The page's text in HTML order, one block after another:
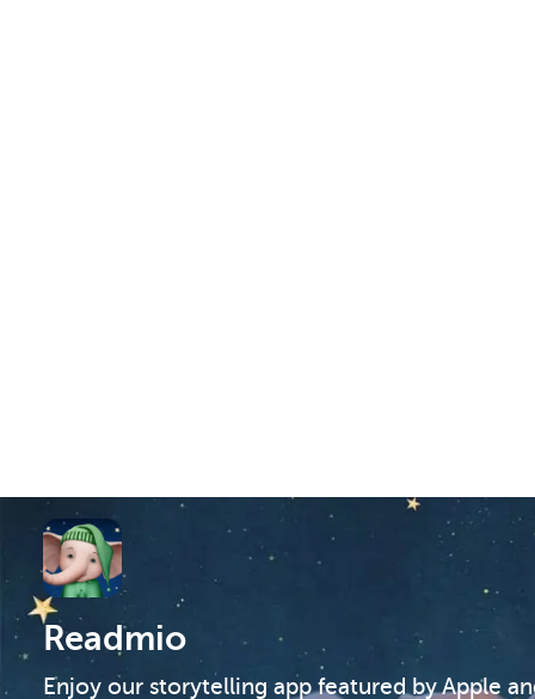
Readmio
Enjoy our storytelling app featured by Apple